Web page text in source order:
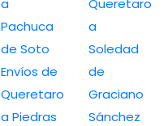
a
Pachuca
de Soto
Envíos de
Queretaro
a Piedras
Queretaro
a
Soledad
de
Graciano
Sánchez